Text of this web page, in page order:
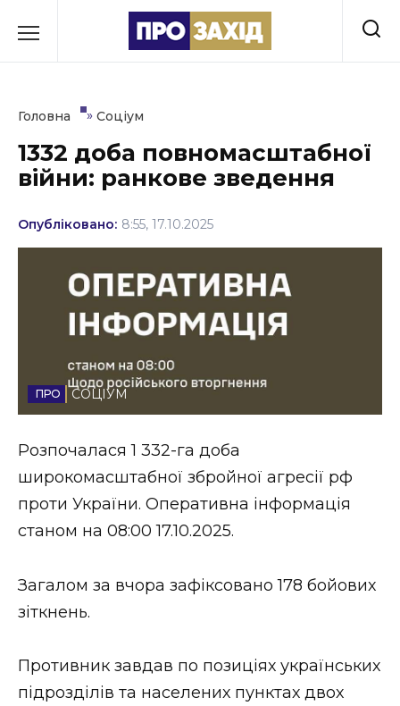
до
Культура
Освіта
Політика
Соціум
Спорт
Стиль життя
Втрачений Ужгород
Втрачений Ужгород (відеоверсія)
ЗАКАРПАТСЬКІ НОВИНИ
НОВИНИ ЗАХІДНОЇ УКРАЇНИ
Головна » Соціум
1332 доба повномасштабної
війни: ранкове зведення
Опубліковано: 8:55, 17.10.2025
СОЦІУМ
Розпочалася 1 332-га доба
широкомасштабної збройної агресії рф
проти України. Оперативна інформація
станом на 08:00 17.10.2025.
Загалом за вчора зафіксовано 178 бойових
зіткнень.
Противник завдав по позиціях українських
підрозділів та населених пунктах двох